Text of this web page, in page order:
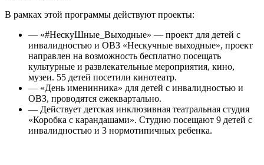
В рамках этой программы действуют проекты:
— «#НескуШные_Выходные» — проект для детей с
инвалидностью и ОВЗ «Нескучные выходные», проект
направлен на возможность бесплатно посещать
культурные и развлекательные мероприятия, кино,
музеи. 55 детей посетили кинотеатр.
— «День именинника» для детей с инвалидностью и
ОВЗ, проводятся ежеквартально.
— Действует детская инклюзивная театральная студия
«Коробка с карандашами». Студию посещают 9 детей с
инвалидностью и 3 нормотипичных ребенка.